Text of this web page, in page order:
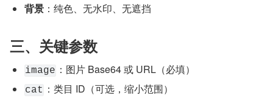
背景 ：纯色、无水印、无遮挡
三、关键参数
image ：图片 Base64 或 URL（必填）
cat ：类目 ID（可选，缩小范围）